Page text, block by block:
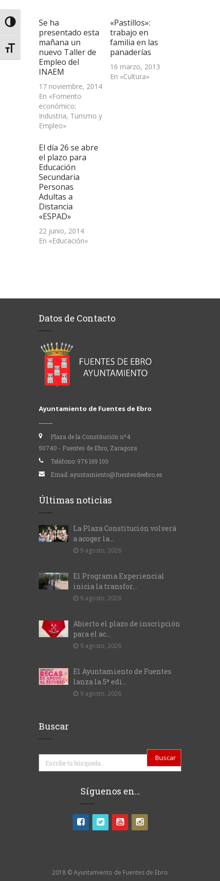
Alternar alto contraste
Alternar tamaño de letra
en
una
ventana
nueva)
Se ha
presentado esta
mañana un
nuevo Taller de
Empleo del
INAEM
17 noviembre, 2014
En «Fomento
económico:
Industria, Turismo y
Empleo»
«Pastillos»:
trabajo en
familia en las
panaderías
16 marzo, 2013
En «Cultura»
El día 26 se abre
el plazo para
Educación
Secundaria
Personas
Adultas a
Distancia
«ESPAD»
22 junio, 2014
En «Educación»
Datos de Contacto
Ayuntamiento de Fuentes de Ebro
Plaza de la Constitución nº4
50740 - Fuentes de Ebro, Zaragoza
Teléfono: 976 169 100
Email: ayuntamiento@fuentesdeebro.es
Últimas noticias
La Plaza Constitución volverá
a acoger la...
9 agosto, 2026
El Programa Experiencial
inicia la transfor...
9 agosto, 2026
Abierto el plazo de inscripción
para el ac...
9 agosto, 2026
El Ayuntamiento de Fuentes
lanza la 5ª edi...
9 agosto, 2026
Buscar
Buscar
Síguenos en…
2018 © Ayuntamiento de Fuentes de Ebro